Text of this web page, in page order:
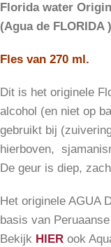
Florida water
(Agua de FLORIDA )
Fles van 270 ml.
Dit is het originele
alcohol (en niet op
gebruikt bij
hierboven,
De geur is diep,
Het originele AGUA
basis van
Bekijk HIER ook